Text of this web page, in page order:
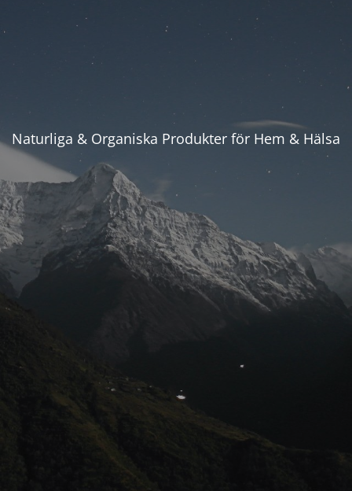
Naturliga & Organiska Produkter för Hem & Hälsa